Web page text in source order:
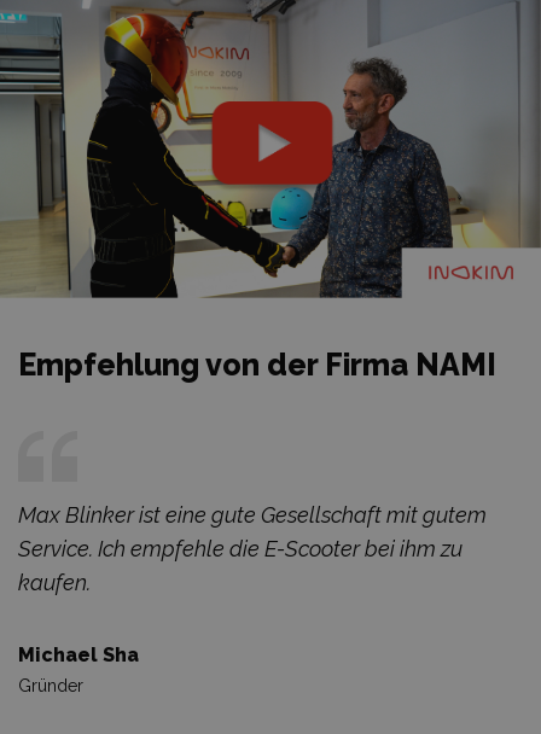
Empfehlung von der Firma NAMI
Max Blinker ist eine gute Gesellschaft mit gutem
Service. Ich empfehle die E-Scooter bei ihm zu
kaufen.
Michael Sha
Gründer